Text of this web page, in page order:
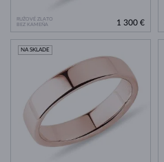
RUŽOVÉ ZLATO
BEZ KAMEŇA
1 300 €
NA SKLADE